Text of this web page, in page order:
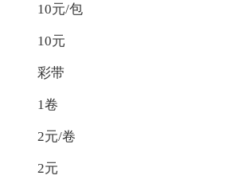
10元/包
10元
彩带
1卷
2元/卷
2元